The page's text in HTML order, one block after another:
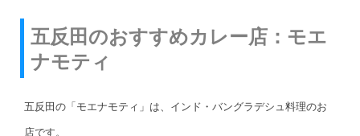
五反田のおすすめカレー店：モエ
ナモティ
五反田の「モエナモティ」は、インド・バングラデシュ料理のお
店です。